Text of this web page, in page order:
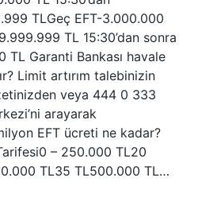
TLGeç EFT-3.000.000
TL 15:30’dan sonra
TL Garanti Bankası havale
Limit artırım talebinizin
veya 444 0 333
arayarak
EFT ücreti ne kadar?
– 250.000 TL20
TL35 TL500.000 TL…